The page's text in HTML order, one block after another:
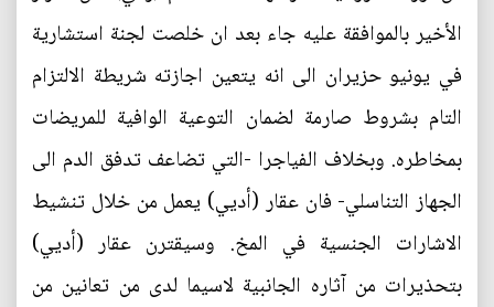
الأخير بالموافقة عليه جاء بعد ان خلصت لجنة استشارية
في يونيو حزيران الى انه يتعين اجازته شريطة الالتزام
التام بشروط صارمة لضمان التوعية الوافية للمريضات
بمخاطره. وبخلاف الفياجرا -التي تضاعف تدفق الدم الى
الجهاز التناسلي- فان عقار (أديي) يعمل من خلال تنشيط
الاشارات الجنسية في المخ. وسيقترن عقار (أديي)
بتحذيرات من آثاره الجانبية لاسيما لدى من تعانين من